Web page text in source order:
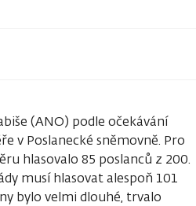
(ANO) podle očekávání
v Poslanecké sněmovně. Pro
hlasovalo 85 poslanců z 200.
musí hlasovat alespoň 101
bylo velmi dlouhé, trvalo